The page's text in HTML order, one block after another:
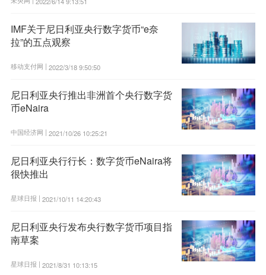
IMF关于尼日利亚央行数字货币“e奈
拉”的五点观察
移动支付网 | 2022/3/18 9:50:50
尼日利亚央行推出非洲首个央行数字货
币eNaira
中国经济网 | 2021/10/26 10:25:21
尼日利亚央行行长：数字货币eNaira将
很快推出
星球日报 | 2021/10/11 14:20:43
尼日利亚央行发布央行数字货币项目指
南草案
星球日报 | 2021/8/31 10:13:15